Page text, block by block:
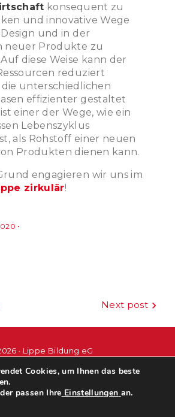
konsequent zu
und innovative Wege
und in der
neuer Produkte zu
diese Weise kann der
reduziert
unterschiedlichen
effizienter gestaltet
einer der Wege, wie ein
Lebenszyklus
als Rohstoff einer neuen
Produkten dienen kann.
engagieren wir uns im
zirkulär!
Next post
· Lippe Bildung eG
lebenbildung
Cookies, um Ihnen das beste
passen Ihre Einstellungen an.